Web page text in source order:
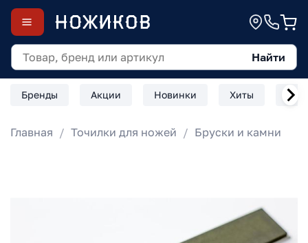
Найти
Бренды Акции Новинки Хиты
Главная Точилки для ножей Бруски и камни